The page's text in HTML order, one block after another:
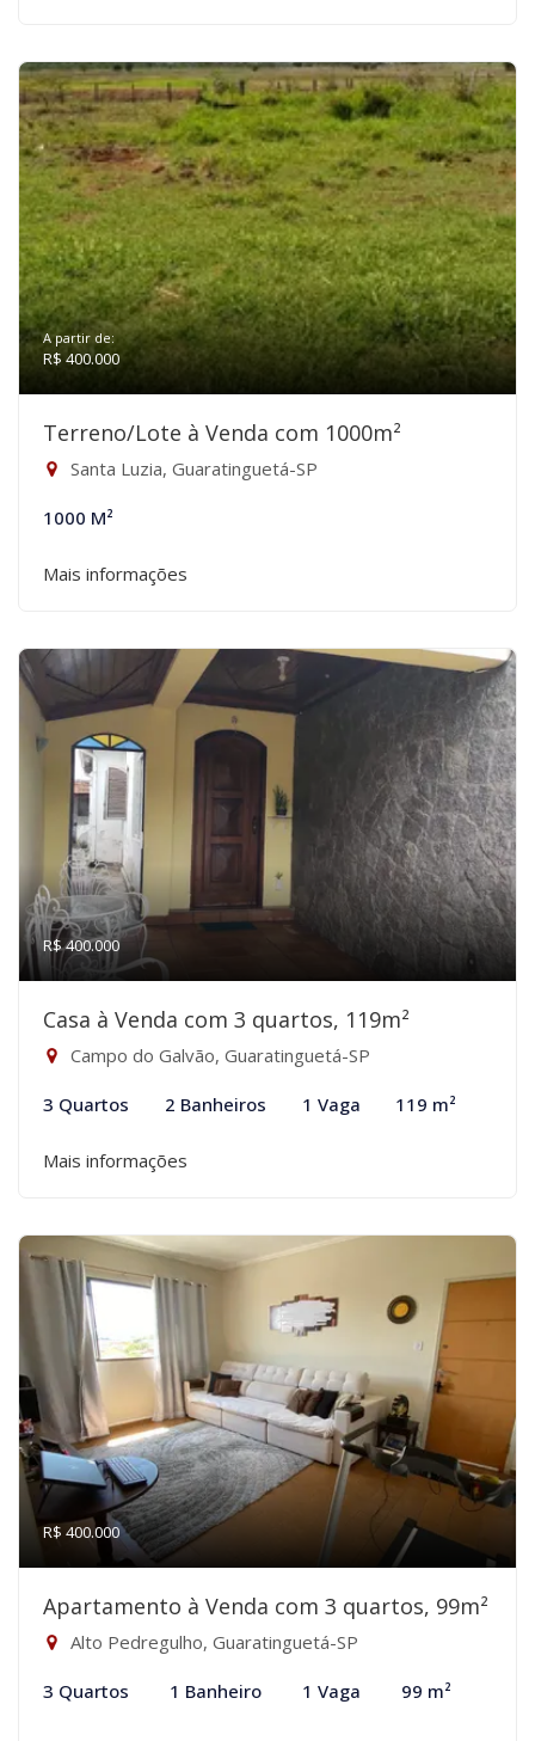
A partir de:
R$ 400.000
Terreno/Lote à Venda com 1000m²
Santa Luzia, Guaratinguetá-SP
1000 M²
Mais informações
R$ 400.000
Casa à Venda com 3 quartos, 119m²
Campo do Galvão, Guaratinguetá-SP
3 Quartos 2 Banheiros 1 Vaga 119 m²
Mais informações
R$ 400.000
Apartamento à Venda com 3 quartos, 99m²
Alto Pedregulho, Guaratinguetá-SP
3 Quartos 1 Banheiro 1 Vaga 99 m²